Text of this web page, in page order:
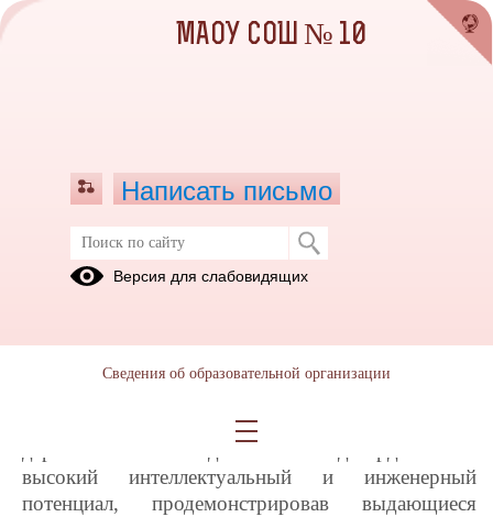
Триумф команды школы №10 из
деревни Большое Седельниково на
В этом году ученики МАОУ СОШ №10
высокий интеллектуальный и инженерный
потенциал, продемонстрировав выдающиеся
МАОУ СОШ № 10
Написать письмо
Версия для слабовидящих
Сведения об образовательной организации